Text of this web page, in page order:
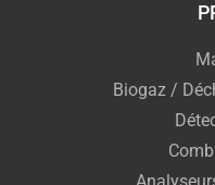
Biogaz /